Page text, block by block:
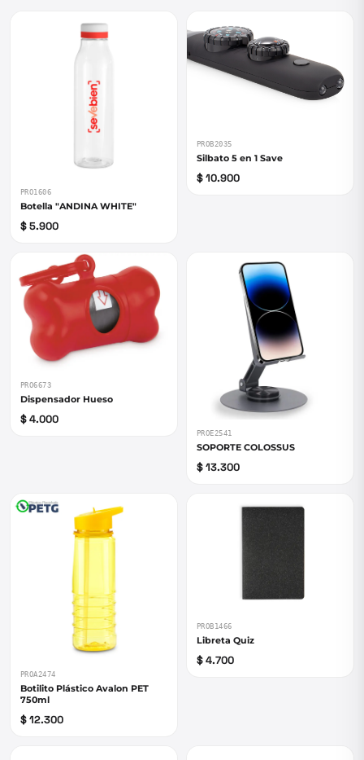
PRO1606
Botella "ANDINA WHITE"
$ 5.900
PROB2035
Silbato 5 en 1 Save
$ 10.900
PRO6673
Dispensador Hueso
$ 4.000
PROE2541
SOPORTE COLOSSUS
$ 13.300
PROA2474
Botilito Plástico Avalon PET
750ml
$ 12.300
PROB1466
Libreta Quiz
$ 4.700